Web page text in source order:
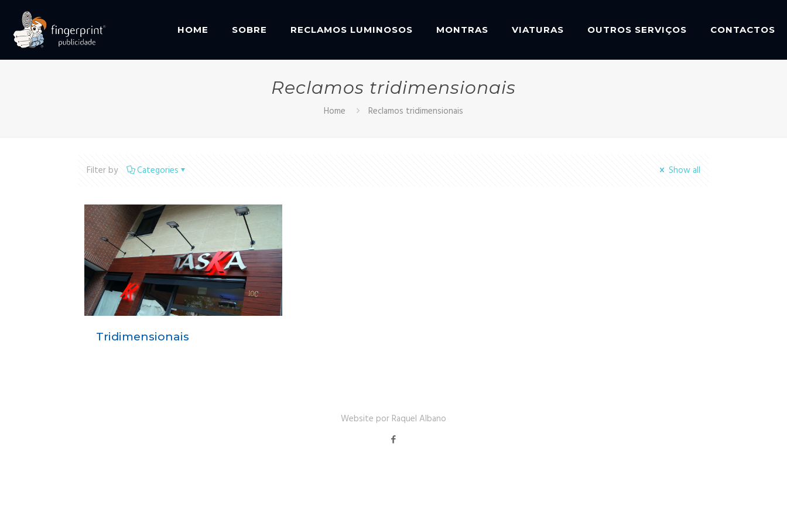
HOME SOBRE RECLAMOS LUMINOSOS MONTRAS VIATURAS OUTROS SERVIÇOS CONTACTOS
Reclamos tridimensionais
Home Reclamos tridimensionais
Filter by Categories Show all
Tridimensionais
Website por Raquel Albano